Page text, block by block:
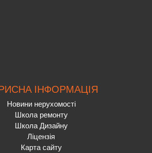
ІНФОРМАЦІЯ
Новини нерухомості
Школа ремонту
Школа Дизайну
Ліцензія
Карта сайту